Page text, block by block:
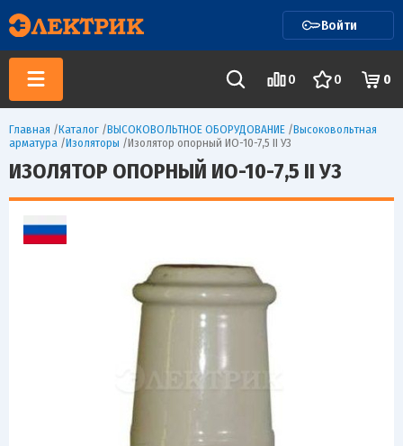
Войти
0 0 0
Главная /Каталог /ВЫСОКОВОЛЬТНОЕ ОБОРУДОВАНИЕ /Высоковольтная
арматура /Изоляторы /Изолятор опорный ИО-10-7,5 II У3
ИЗОЛЯТОР ОПОРНЫЙ ИО-10-7,5 II У3